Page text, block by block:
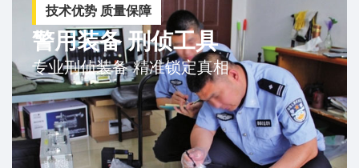
技术优势 质量保障
警用装备 刑侦工具
专业刑侦装备 精准锁定真相